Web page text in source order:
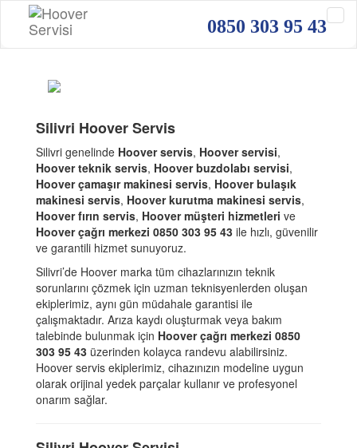
0850 303 95 43
Silivri Hoover Servis
Silivri genelinde Hoover servis, Hoover servisi,
Hoover teknik servis, Hoover buzdolabı servisi,
Hoover çamaşır makinesi servis, Hoover bulaşık
makinesi servis, Hoover kurutma makinesi servis,
Hoover fırın servis, Hoover müşteri hizmetleri ve
Hoover çağrı merkezi 0850 303 95 43 ile hızlı, güvenilir
ve garantili hizmet sunuyoruz.
Silivri’de Hoover marka tüm cihazlarınızın teknik
sorunlarını çözmek için uzman teknisyenlerden oluşan
ekiplerimiz, aynı gün müdahale garantisi ile
çalışmaktadır. Arıza kaydı oluşturmak veya bakım
talebinde bulunmak için Hoover çağrı merkezi 0850
303 95 43 üzerinden kolayca randevu alabilirsiniz.
Hoover servis ekiplerimiz, cihazınızın modeline uygun
olarak orijinal yedek parçalar kullanır ve profesyonel
onarım sağlar.